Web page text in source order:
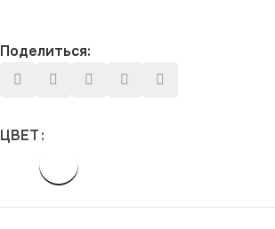
Поделиться:
ЦВЕТ